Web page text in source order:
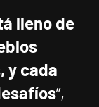
lleno de
y cada
”,